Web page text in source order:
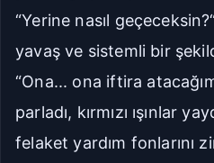
“Yerine nasıl
yavaş ve sistemli bir
“Ona... ona iftira
parladı, kırmızı ışınlar
felaket yardım fonlarını